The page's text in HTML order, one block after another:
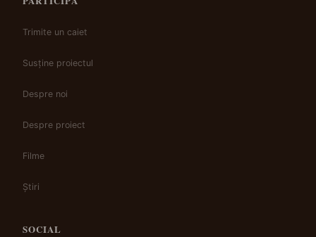
Trimite un caiet
Susține proiectul
Despre noi
Despre proiect
Filme
Știri
SOCIAL